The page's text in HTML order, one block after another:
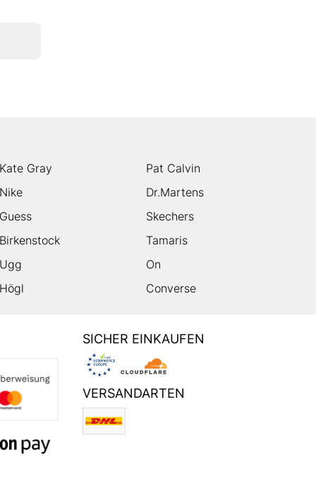
Gray
Pat Calvin
Dr.Martens
Skechers
Tamaris
On
Converse
SICHER EINKAUFEN
VERSANDARTEN